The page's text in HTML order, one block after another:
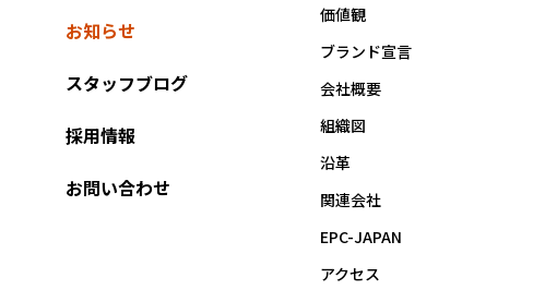
お知らせ
スタッフブログ
採用情報
お問い合わせ
価値観
ブランド宣言
会社概要
組織図
沿革
関連会社
EPC-JAPAN
アクセス